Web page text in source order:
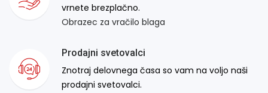
vrnete brezplačno.
Obrazec za vračilo blaga
Prodajni svetovalci
Znotraj delovnega časa so vam na voljo naši
prodajni svetovalci.